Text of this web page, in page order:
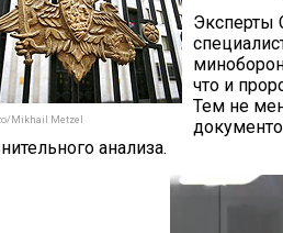
Mikhail Metzel
Эксперты
что и
Тем не
анализа.